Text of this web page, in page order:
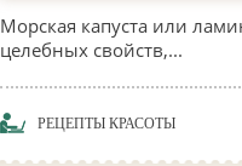
Морская капуста или
целебных свойств,...
РЕЦЕПТЫ КРАСОТЫ